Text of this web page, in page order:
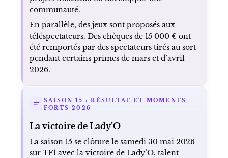
communauté.
En parallèle, des jeux sont proposés aux
téléspectateurs. Des chèques de 15 000 € ont
été remportés par des spectateurs tirés au sort
pendant certains primes de mars et d’avril
2026.
SAISON 15 : RÉSULTAT ET MOMENTS
FORTS 2026
La victoire de Lady’O
La saison 15 se clôture le samedi 30 mai 2026
sur TF1 avec la victoire de Lady’O, talent